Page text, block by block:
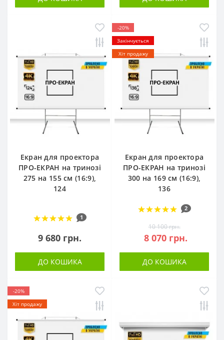
Екран для проектора
ПРО-ЕКРАН на тринозі
275 на 155 см (16:9),
124
1
9 680 грн.
ДО КОШИКА
-20%
Закінчується
Хіт продажу
Екран для проектора
ПРО-ЕКРАН на тринозі
300 на 169 см (16:9),
136
2
10 100 грн.
8 070 грн.
ДО КОШИКА
-20%
Хіт продажу